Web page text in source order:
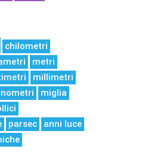
chilometri
metri
millimetri
miglia
parsec
anni luce